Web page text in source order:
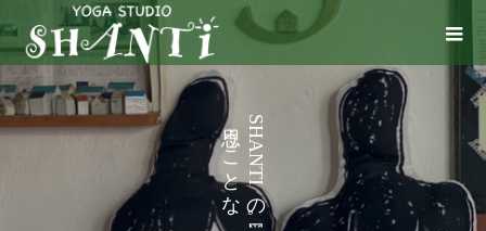
S
H
A
N
T
I
の
。
う
こ
と
な
ど
い
ろ
い